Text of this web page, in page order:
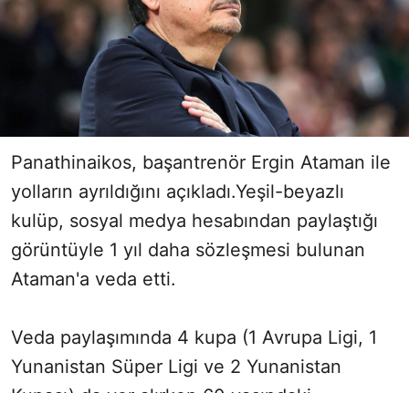
Panathinaikos, başantrenör Ergin Ataman ile
yolların ayrıldığını açıkladı.Yeşil-beyazlı
kulüp, sosyal medya hesabından paylaştığı
görüntüyle 1 yıl daha sözleşmesi bulunan
Ataman'a veda etti.
Veda paylaşımında 4 kupa (1 Avrupa Ligi, 1
Yunanistan Süper Ligi ve 2 Yunanistan